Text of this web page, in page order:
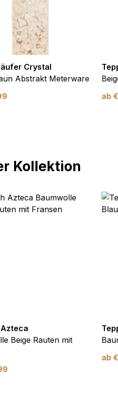
Crystal
Abstrakt Meterware
ab €
Kollektion
Beige Rauten mit
ab €